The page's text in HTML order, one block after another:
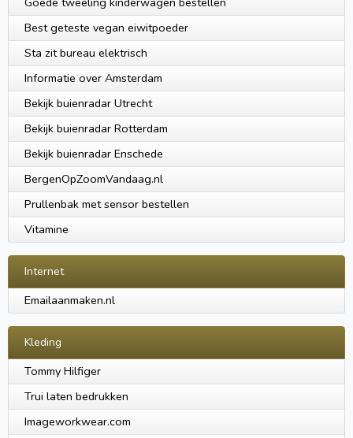
Best geteste vegan eiwitpoeder
Sta zit bureau elektrisch
Informatie over Amsterdam
Bekijk buienradar Utrecht
Bekijk buienradar Rotterdam
Bekijk buienradar Enschede
BergenOpZoomVandaag.nl
Prullenbak met sensor bestellen
Vitamine
Internet
Emailaanmaken.nl
Kleding
Tommy Hilfiger
Trui laten bedrukken
Imageworkwear.com